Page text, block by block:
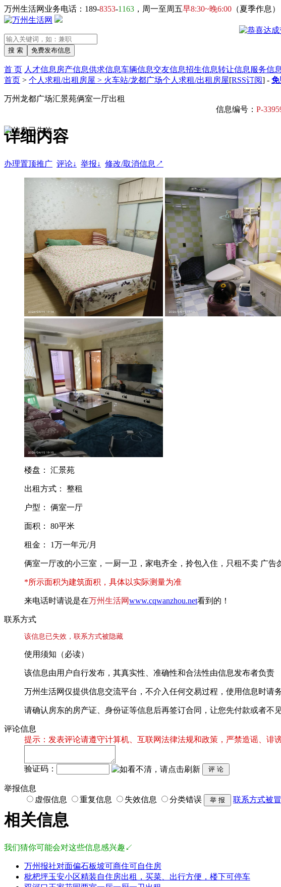
万州生活网业务电话：189-8353-1163 ，周一至周五早8:30~晚6:00 （夏季作息）
首 页 人才信息 房产信息供求信息车辆信息交友信息招生信息转让信息 服务信息
首页 > 个人求租/出租房屋 > 火车站/龙都广场个人求租/出租房屋[RSS订阅] - 免
万州龙都广场汇景苑俩室一厅出租
信息编号： P-
详细内容
办理置顶推广 评论↓ 举报↓ 修改/取消信息↗
楼盘： 汇景苑
出租方式： 整租
户型： 俩室一厅
面积： 80平米
租金： 1万一年元/月
俩室一厅改的小三室，一厨一卫，家电齐全，拎包入住，只租不卖 广告
*所示面积为建筑面积，具体以实际测量为准
来电话时请说是在万州生活网www.cqwanzhou.net看到的！
联系方式
该信息已失效，联系方式被隐藏
使用须知（必读）
该信息由用户自行发布，其真实性、准确性和合法性由信息发布者负责
万州生活网仅提供信息交流平台，不介入任何交易过程，使用信息时请
请确认房东的房产证、身份证等信息后再签订合同，让您先付款或者不
评论信息
提示：发表评论请遵守计算机、互联网法律法规和政策，严禁造谣、诽
验证码：
举报信息
虚假信息
重复信息 失效信息 分类错误 联系方式被
相关信息
我们猜你可能会对这些信息感兴趣↙
万州报社对面偏石板坡可商住可自住房
枇杷坪玉安小区精装自住房出租，买菜、出行方便，楼下可停车